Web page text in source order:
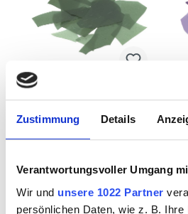
Zustimmung Details
Verantwortungsvoller Umgang
Wir und unsere 1022 Partner
persönlichen Daten, wie z. B.
1112 F 450g
3540009